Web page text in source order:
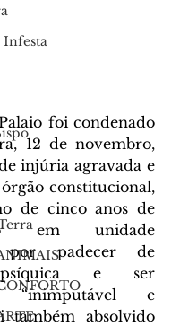
Infesta
foi condenado
12 de novembro,
injúria agravada e
de cinco anos de
em unidade
por padecer de
psíquica e ser
“inimputável e
também absolvido